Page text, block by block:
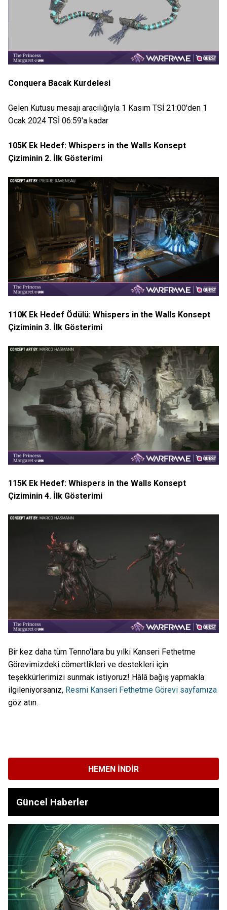
Conquera Bacak Kurdelesi
Gelen Kutusu mesajı aracılığıyla 1 Kasım TSİ 21:00'den 1
Ocak 2024 TSİ 06:59'a kadar
105K Ek Hedef: Whispers in the Walls Konsept
Çiziminin 2. İlk Gösterimi
110K Ek Hedef Ödülü: Whispers in the Walls Konsept
Çiziminin 3. İlk Gösterimi
115K Ek Hedef: Whispers in the Walls Konsept
Çiziminin 4. İlk Gösterimi
Bir kez daha tüm Tenno'lara bu yılki Kanseri Fethetme
Görevimizdeki cömertlikleri ve destekleri için
teşekkürlerimizi sunmak istiyoruz! Hâlâ bağış yapmakla
ilgileniyorsanız, Resmi Kanseri Fethetme Görevi sayfamıza
göz atın.
HEMEN İNDIR
Güncel Haberler